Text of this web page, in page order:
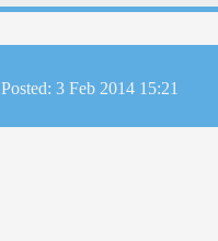
Posted: 3 Feb 2014 15:21